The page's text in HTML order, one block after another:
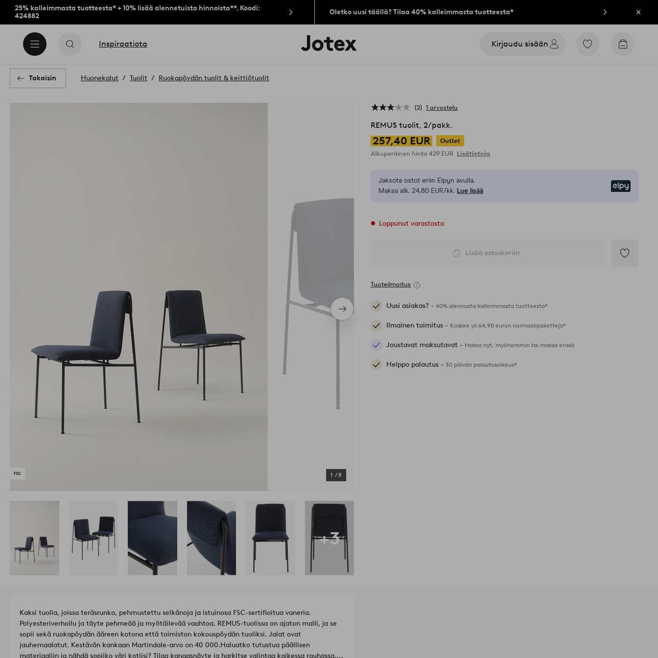
25% kalleimmasta tuotteesta* + 10% lisää alennetuista hinnoista**. Koodi:
424882
Oletko uusi täällä? Tilaa 40% kalleimmasta tuotteesta* Sulje
Inspiraatiota
Jotex-
logo
Kirjaudu sisään
Siirry
Siirry
Takaisin Huonekalut Tuolit Ruokapöydän tuolit & keittiötuolit
Seuraava
tuote
1 /8
2 1 arvostelu
REMUS tuolit, 2/pakk.
257,40 EUR
Outlet
Alkuperäinen hinta429 EUR Lisätietoja
Jaksota ostot eriin Elpyn avulla.
Maksa alk. 24,80 EUR/kk. Lue lisää
Loppunut varastosta
Lisää ostoskoriin
Tuoteilmoitus
Uusi asiakas? -40% alennusta kalleimmasta tuotteesta*
Ilmainen toimitus - Koskee yli 64,90 euron normaalipaketteja*
Joustavat maksutavat - Maksa nyt, myöhemmin tai maksa erissä
Helppo palautus -30 päivän palautusoikeus*
+3
Kaksi tuolia, joissa teräsrunko, pehmustettu selkänoja ja istuinosa FSC-sertifioitua vaneria.
Polyesteriverhoilu ja täyte pehmeää ja myötäilevää vaahtoa. REMUS-tuolissa on ajaton malli, ja se
sopii sekä ruokapöydän ääreen kotona että toimiston kokouspöydän tuoliksi. Jalat ovat
jauhemaalatut. Kestävän kankaan Martindale-arvo on 40 000.Haluatko tutustua päällisen
materiaaliin ja nähdä sopiiko väri kotiisi? Tilaa kangasnäyte ja harkitse valintaa kaikessa rauhassa.